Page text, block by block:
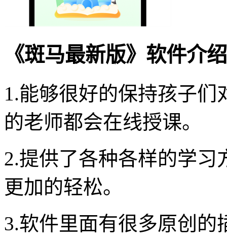
《斑马最新版》软件介
1.能够很好的保持孩子
的老师都会在线授课。
2.提供了各种各样的学
更加的轻松。
3.软件里面有很多原创